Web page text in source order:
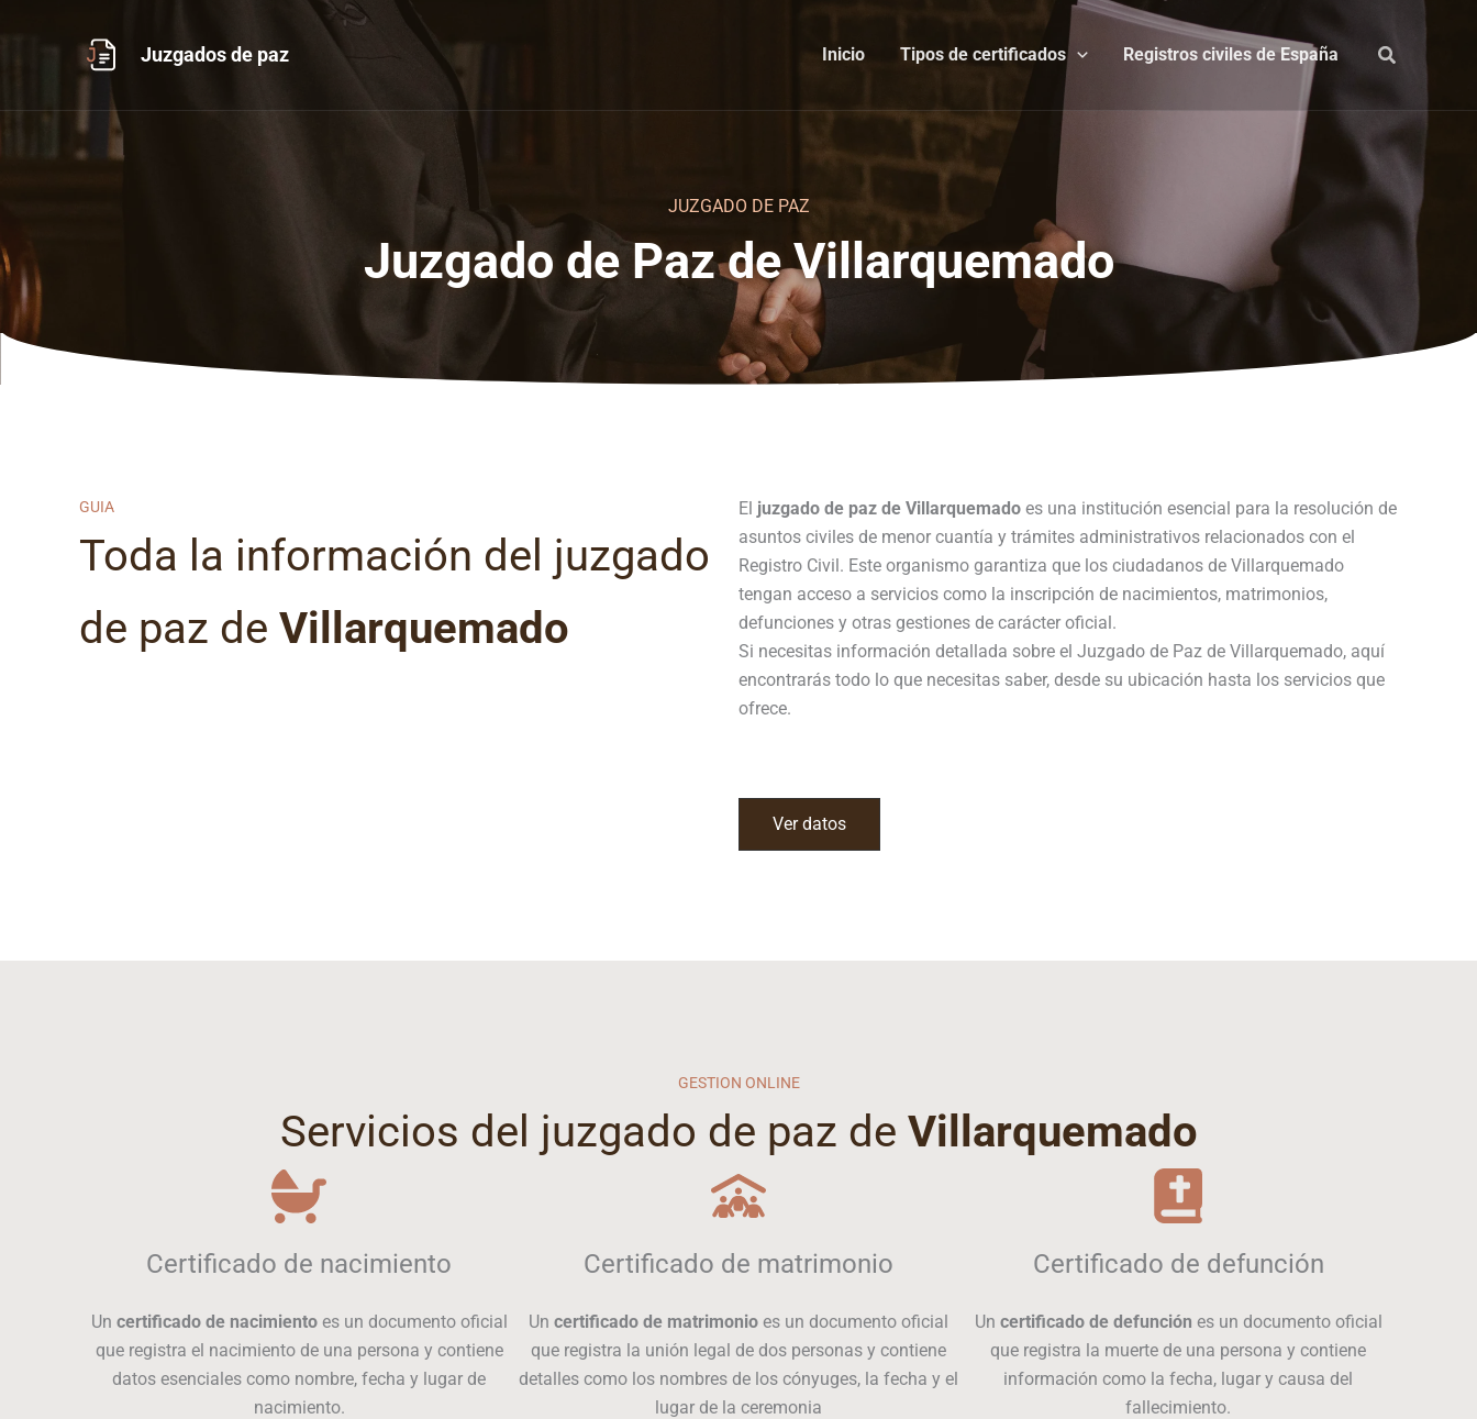
Juzgados de paz Inicio Tipos de certificados Registros civiles de España
JUZGADO DE PAZ
Juzgado de Paz de Villarquemado
GUIA
Toda la información del juzgado
de paz de Villarquemado
El juzgado de paz de Villarquemado es una institución esencial para la resolución de
asuntos civiles de menor cuantía y trámites administrativos relacionados con el
Registro Civil. Este organismo garantiza que los ciudadanos de Villarquemado
tengan acceso a servicios como la inscripción de nacimientos, matrimonios,
defunciones y otras gestiones de carácter oficial.
Si necesitas información detallada sobre el Juzgado de Paz de Villarquemado, aquí
encontrarás todo lo que necesitas saber, desde su ubicación hasta los servicios que
ofrece.
Ver datos
GESTION ONLINE
Servicios del juzgado de paz de Villarquemado
Certificado de nacimiento
Un certificado de nacimientoes un documento oficial
que registra el nacimiento de una persona y contiene
datos esenciales como nombre, fecha y lugar de
nacimiento.
Certificado de matrimonio
Un certificado de matrimonio es un documento oficial
que registra la unión legal de dos personas y contiene
detalles como los nombres de los cónyuges, la fecha y el
lugar de la ceremonia
Certificado de defunción
Un certificado de defunción es un documento oficial
que registra la muerte de una persona y contiene
información como la fecha, lugar y causa del
fallecimiento.